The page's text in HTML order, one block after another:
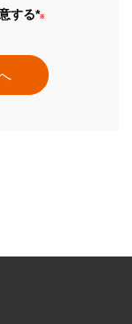
する*